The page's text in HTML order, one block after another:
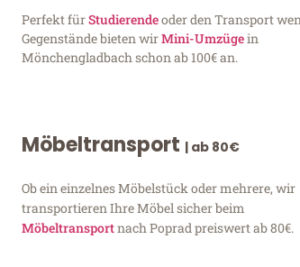
Perfekt fürStudierendeoder den Transport
Gegenstände bieten wirMini-Umzügein
Mönchengladbach schon ab 100€ an.
Möbeltransport | ab 80€
Ob ein einzelnes Möbelstück oder mehrere, wir
transportieren Ihre Möbel sicher beim
Möbeltransportnach Poprad preiswert ab 80€.